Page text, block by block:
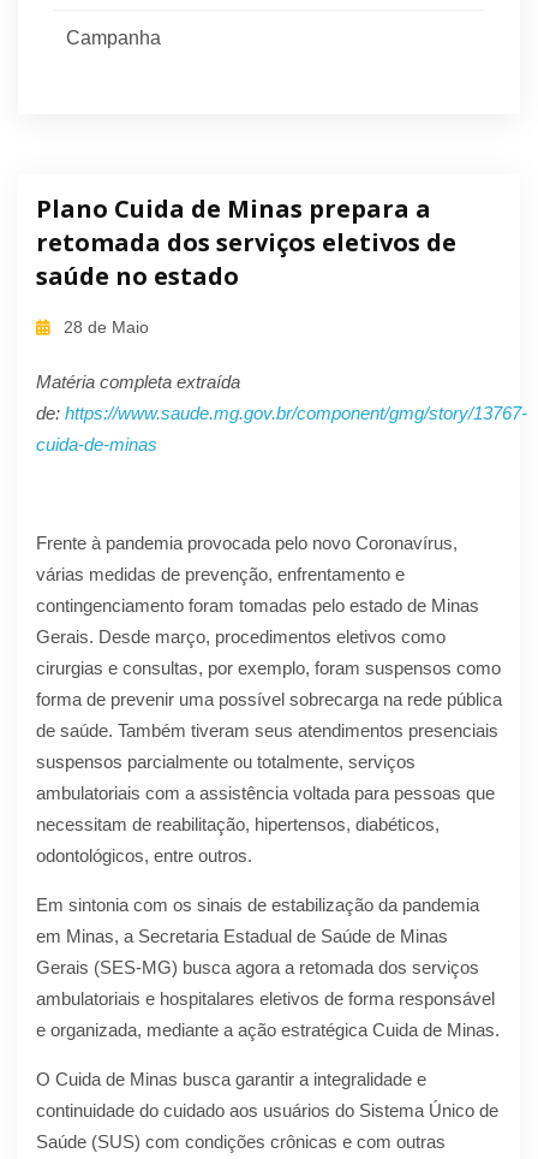
Campanha
Plano Cuida de Minas prepara a
retomada dos serviços eletivos de
saúde no estado
28 de Maio
Matéria completa extraída
de: https://www.saude.mg.gov.br/component/gmg/story/13767-
cuida-de-minas
Frente à pandemia provocada pelo novo Coronavírus,
várias medidas de prevenção, enfrentamento e
contingenciamento foram tomadas pelo estado de Minas
Gerais. Desde março, procedimentos eletivos como
cirurgias e consultas, por exemplo, foram suspensos como
forma de prevenir uma possível sobrecarga na rede pública
de saúde. Também tiveram seus atendimentos presenciais
suspensos parcialmente ou totalmente, serviços
ambulatoriais com a assistência voltada para pessoas que
necessitam de reabilitação, hipertensos, diabéticos,
odontológicos, entre outros.
Em sintonia com os sinais de estabilização da pandemia
em Minas, a Secretaria Estadual de Saúde de Minas
Gerais (SES-MG) busca agora a retomada dos serviços
ambulatoriais e hospitalares eletivos de forma responsável
e organizada, mediante a ação estratégica Cuida de Minas.
O Cuida de Minas busca garantir a integralidade e
continuidade do cuidado aos usuários do Sistema Único de
Saúde (SUS) com condições crônicas e com outras